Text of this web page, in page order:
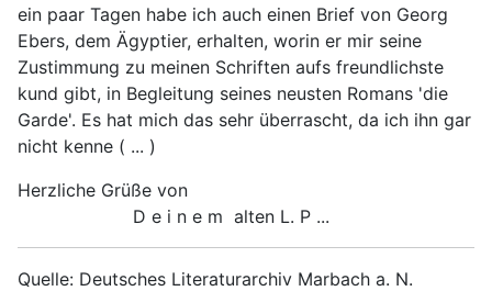
ein paar Tagen habe ich auch einen Brief von Georg
Ebers, dem Ägyptier, erhalten, worin er mir seine
Zustimmung zu meinen Schriften aufs freundlichste
kund gibt, in Begleitung seines neusten Romans 'die
Garde'. Es hat mich das sehr überrascht, da ich ihn gar
nicht kenne ( ... )
Herzliche Grüße von
D e i n e m alten L. P ...
Quelle: Deutsches Literaturarchiv Marbach a. N.